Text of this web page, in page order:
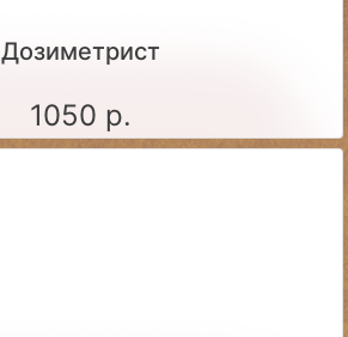
Дозиметрист
1050 р.